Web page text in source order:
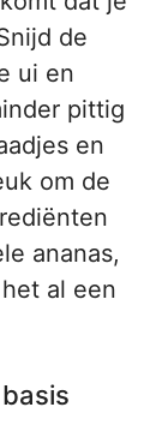
de
ui en
pittig
en
om de
ananas,
al een